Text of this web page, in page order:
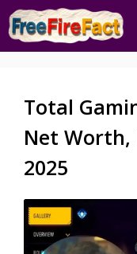
Skip
to
Total
Net Worth,
2025